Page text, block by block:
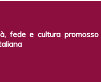
fede e cultura promosso